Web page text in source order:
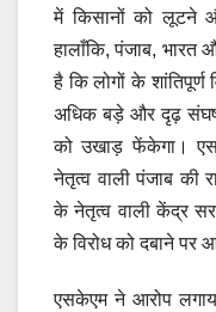
में किसानों को लूटने
हालाँकि, पंजाब, भारत
है कि लोगों के
अधिक बड़े और दृढ़
को उखाड़ फेंकेगा।
नेतृत्व वाली पंजाब की
के नेतृत्व वाली केंद्र
के विरोध को दबाने पर
एसकेएम ने आरोप